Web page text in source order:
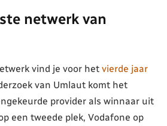
netwerk van
vind je voor het vierde jaar
van Umlaut komt het
provider als winnaar uit
een tweede plek, Vodafone op